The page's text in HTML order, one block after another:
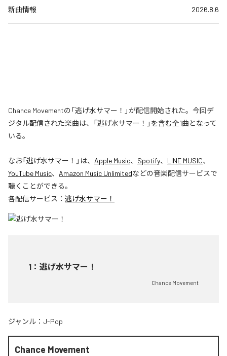
新曲情報 2026.8.6
Chance Movementの「逃げ水サマー！」が配信開始された。今回デ
ジタル配信された楽曲は、「逃げ水サマー！」を含む全1曲となって
いる。
なお「逃げ水サマー！ 」は、 Apple Music、 Spotify、 LINE MUSIC、
YouTube Music、 Amazon Music Unlimitedなどの音楽配信サービスで
聴くことができる。
各配信サービス： 逃げ水サマー！
1 ： 逃げ水サマー！
Chance Movement
ジャンル： J-Pop
Chance Movement